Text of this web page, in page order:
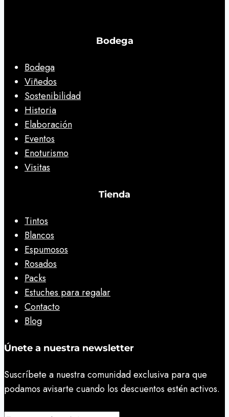
Bodega
Bodega
Viñedos
Sostenibilidad
Historia
Elaboración
Eventos
Enoturismo
Visitas
Tienda
Tintos
Blancos
Espumosos
Rosados
Packs
Estuches para regalar
Contacto
Blog
Únete a nuestra newsletter
Suscríbete a nuestra comunidad exclusiva para que
podamos avisarte cuando los descuentos estén activos.